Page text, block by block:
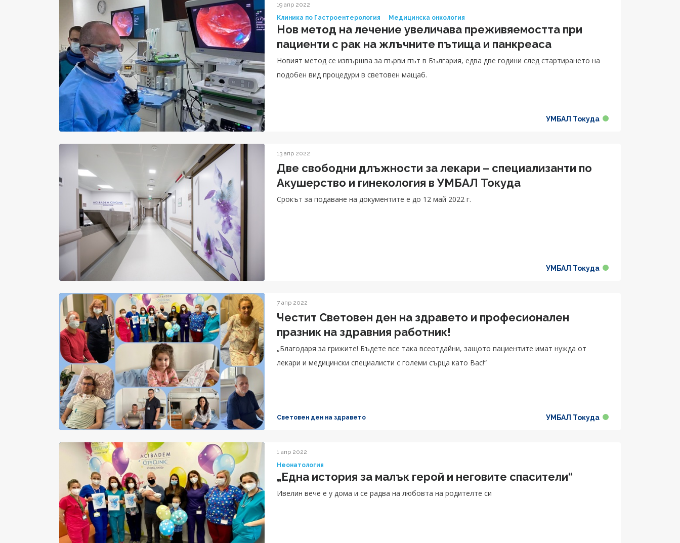
19 апр 2022
Клиника по Гастроентерология
Медицинска онкология
Нов метод на лечение увеличава преживяемостта при
пациенти с рак на жлъчните пътища и панкреаса
Новият метод се извършва за първи път в България, едва две години след стартирането на
подобен вид процедури в световен мащаб.
УМБАЛ Токуда
13 апр 2022
Две свободни длъжности за лекари – специализанти по
Акушерство и гинекология в УМБАЛ Токуда
Срокът за подаване на документите е до 12 май 2022 г.
УМБАЛ Токуда
7 апр 2022
Честит Световен ден на здравето и професионален
празник на здравния работник!
„Благодаря за грижите! Бъдете все така всеотдайни, защото пациентите имат нужда от
лекари и медицински специалисти с големи сърца като Вас!“
Световен ден на здравето УМБАЛ Токуда
1 апр 2022
Неонатология
„Една история за малък герой и неговите спасители“
Ивелин вече е у дома и се радва на любовта на родителте си